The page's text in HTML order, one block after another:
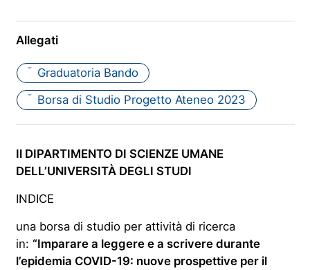
Allegati
PDF Graduatoria Bando
PDF Borsa di Studio Progetto Ateneo 2023
Il DIPARTIMENTO DI SCIENZE UMANE
DELL’UNIVERSITÀ DEGLI STUDI
INDICE
una borsa di studio per attività di ricerca
in: “Imparare a leggere e a scrivere durante
l’epidemia COVID-19: nuove prospettive per il